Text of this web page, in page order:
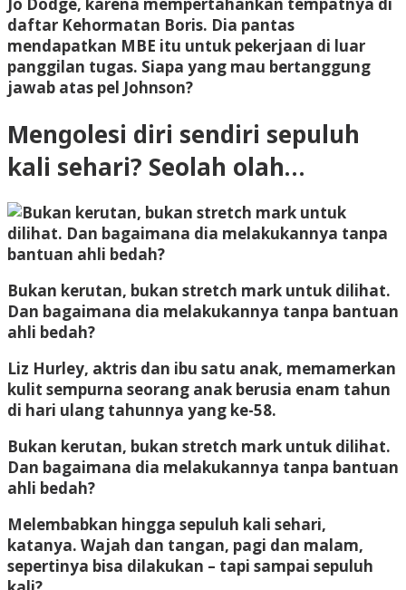
daftar Kehormatan Boris. Dia pantas
mendapatkan MBE itu untuk pekerjaan di luar
panggilan tugas. Siapa yang mau bertanggung
jawab atas pel Johnson?
Mengolesi diri sendiri sepuluh
kali sehari? Seolah olah…
Bukan kerutan, bukan stretch mark untuk dilihat.
Dan bagaimana dia melakukannya tanpa bantuan
ahli bedah?
Liz Hurley, aktris dan ibu satu anak, memamerkan
kulit sempurna seorang anak berusia enam tahun
di hari ulang tahunnya yang ke-58.
Bukan kerutan, bukan stretch mark untuk dilihat.
Dan bagaimana dia melakukannya tanpa bantuan
ahli bedah?
Melembabkan hingga sepuluh kali sehari,
katanya. Wajah dan tangan, pagi dan malam,
sepertinya bisa dilakukan – tapi sampai sepuluh